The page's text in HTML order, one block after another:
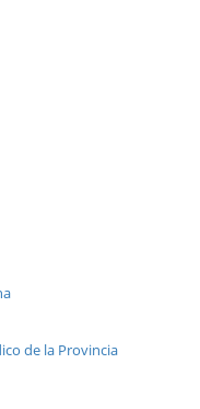
de la Provincia